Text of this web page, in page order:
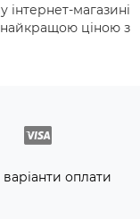
магазині
найкращою ціною з
варіанти оплати